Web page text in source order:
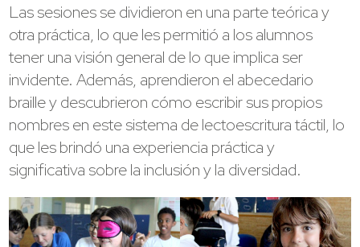
Las sesiones se dividieron en una parte teórica y
otra práctica, lo que les permitió a los alumnos
tener una visión general de lo que implica ser
invidente. Además, aprendieron el abecedario
braille y descubrieron cómo escribir sus propios
nombres en este sistema de lectoescritura táctil, lo
que les brindó una experiencia práctica y
significativa sobre la inclusión y la diversidad.